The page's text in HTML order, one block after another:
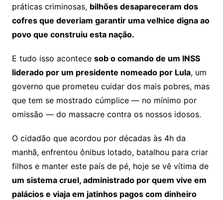
práticas criminosas, bilhões desapareceram dos
cofres que deveriam garantir uma velhice digna ao
povo que construiu esta nação.
E tudo isso acontece sob o comando de um INSS
liderado por um presidente nomeado por Lula, um
governo que prometeu cuidar dos mais pobres, mas
que tem se mostrado cúmplice — no mínimo por
omissão — do massacre contra os nossos idosos.
O cidadão que acordou por décadas às 4h da
manhã, enfrentou ônibus lotado, batalhou para criar
filhos e manter este país de pé, hoje se vê vítima de
um sistema cruel, administrado por quem vive em
palácios e viaja em jatinhos pagos com dinheiro